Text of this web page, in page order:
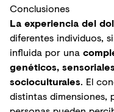
Conclusiones
La experiencia del
diferentes individuos,
influida por una
genéticos,
socioculturales. El
distintas dimensiones,